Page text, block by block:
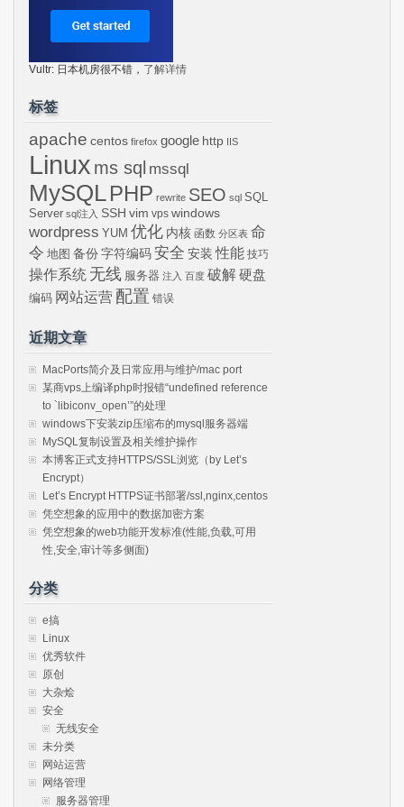
Vultr: 日本机房很不错， 了解详情
标签
apache centos firefox google http IIS
Linux ms sql mssql
MySQLPHP rewrite SEO sql SQL
Server sql注入 SSH vim vps windows
wordpress YUM 优化 内核 函数 分区表 命
令 地图 备份 字符编码 安全 安装 性能 技巧
操作系统 无线 服务器 注入 百度 破解硬盘
编码 网站运营 配置 错误
近期文章
MacPorts简介及日常应用与维护/mac port
某商vps上编译php时报错“undefined reference
to `libiconv_open’”的处理
windows下安装zip压缩布的mysql服务器端
MySQL复制设置及相关维护操作
本博客正式支持HTTPS/SSL浏览（by Let’s
Encrypt）
Let’s Encrypt HTTPS证书部署/ssl,nginx,centos
凭空想象的应用中的数据加密方案
凭空想象的web功能开发标准(性能,负载,可用
性,安全,审计等多侧面)
分类
e搞
Linux
优秀软件
原创
大杂烩
安全
无线安全
未分类
网站运营
网络管理
服务器管理